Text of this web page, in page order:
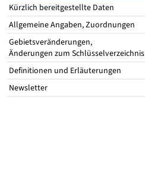
Kürzlich bereitgestellte Daten
Allgemeine Angaben, Zuordnungen
Gebietsveränderungen,
Änderungen zum Schlüsselverzeichnis
Definitionen und Erläuterungen
Newsletter